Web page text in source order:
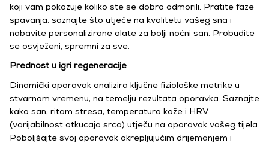
koji vam pokazuje koliko ste se dobro odmorili. Pratite faze
spavanja, saznajte što utječe na kvalitetu vašeg sna i
nabavite personalizirane alate za bolji noćni san. Probudite
se osvježeni, spremni za sve.
Prednost u igri regeneracije
Dinamički oporavak analizira ključne fiziološke metrike u
stvarnom vremenu, na temelju rezultata oporavka. Saznajte
kako san, ritam stresa, temperatura kože i HRV
(varijabilnost otkucaja srca) utječu na oporavak vašeg tijela.
Poboljšajte svoj oporavak okrepljujućim drijemanjem i